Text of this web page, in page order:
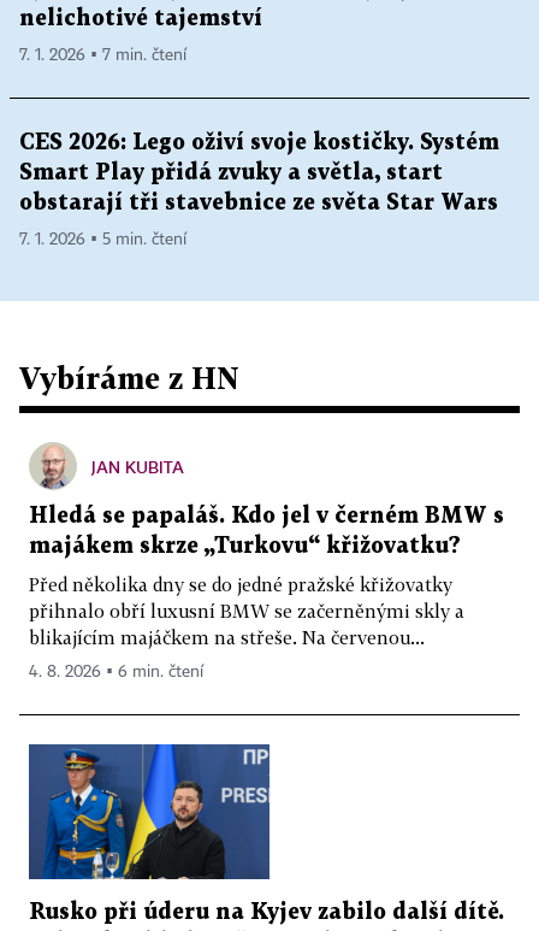
nelichotivé tajemství
7. 1. 2026 ▪ 7 min. čtení
CES 2026: Lego oživí svoje kostičky. Systém
Smart Play přidá zvuky a světla, start
obstarají tři stavebnice ze světa Star Wars
7. 1. 2026 ▪ 5 min. čtení
Vybíráme z HN
JAN KUBITA
Hledá se papaláš. Kdo jel v černém BMW s
majákem skrze „Turkovu“ křižovatku?
Před několika dny se do jedné pražské křižovatky
přihnalo obří luxusní BMW se začerněnými skly a
blikajícím majáčkem na střeše. Na červenou...
4. 8. 2026 ▪ 6 min. čtení
Rusko při úderu na Kyjev zabilo další dítě.